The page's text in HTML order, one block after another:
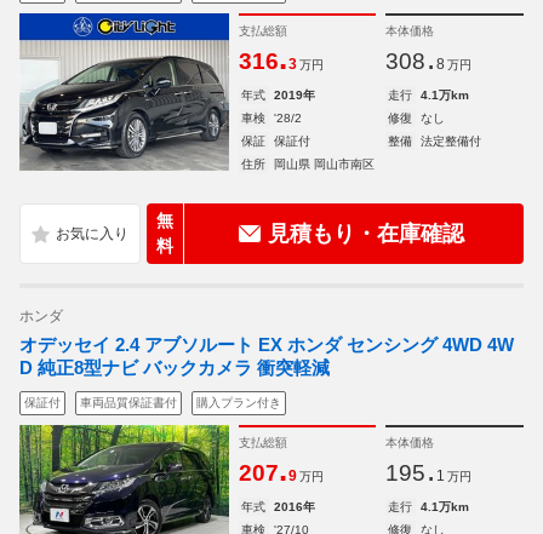
支払総額
316.3 万円
本体価格
308. 8 万円
年式 2019年 走行
4.1万km
車検
'28/2 修復
なし
保証
保証付 整備
法定整備付
住所
岡山県 岡山市南区
無
料
見積もり・在庫確認
ホンダ
オデッセイ 2.4 アブソルート EX ホンダ センシング 4WD 4W
D 純正8型ナビ バックカメラ 衝突軽減
保証付 車両品質保証書付 購入プラン付き
支払総額
207.9 万円
本体価格
195. 1 万円
年式 2016年 走行
4.1万km
車検
'27/10 修復 なし